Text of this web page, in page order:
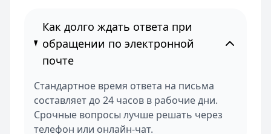
Как долго ждать ответа при
обращении по электронной
почте
Стандартное время ответа на письма
составляет до 24 часов в рабочие дни.
Срочные вопросы лучше решать через
телефон или онлайн-чат.